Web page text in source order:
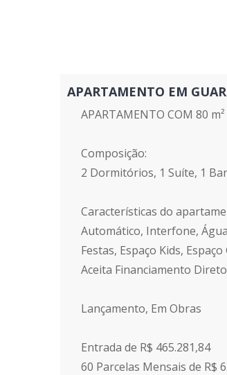
APARTAMENTO EM
APARTAMENTO COM 80
Composição:
2 Dormitórios, 1 Suíte, 1
Características do
Automático, Interfone, Água
Festas, Espaço Kids,
Aceita Financiamento
Lançamento, Em Obras
Entrada de R$ 465.281,84
60 Parcelas Mensais de R$